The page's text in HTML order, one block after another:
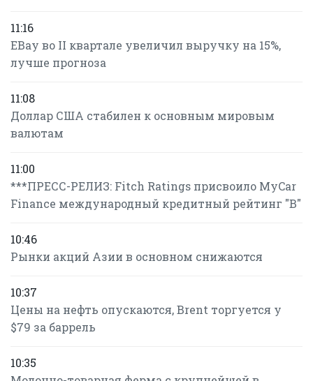
11:16
EBay во II квартале увеличил выручку на 15%,
лучше прогноза
11:08
Доллар США стабилен к основным мировым
валютам
11:00
***ПРЕСС-РЕЛИЗ: Fitch Ratings присвоило MyCar
Finance международный кредитный рейтинг "B"
10:46
Рынки акций Азии в основном снижаются
10:37
Цены на нефть опускаются, Brent торгуется у
$79 за баррель
10:35